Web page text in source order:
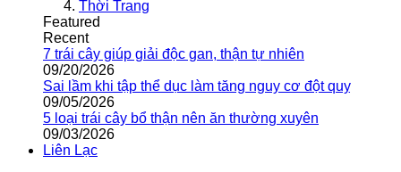
Thời Trang
Featured
Recent
7 trái cây giúp giải độc gan, thận tự nhiên
09/20/2026
Sai lầm khi tập thể dục làm tăng nguy cơ đột quỵ
09/05/2026
5 loại trái cây bổ thận nên ăn thường xuyên
09/03/2026
Liên Lạc